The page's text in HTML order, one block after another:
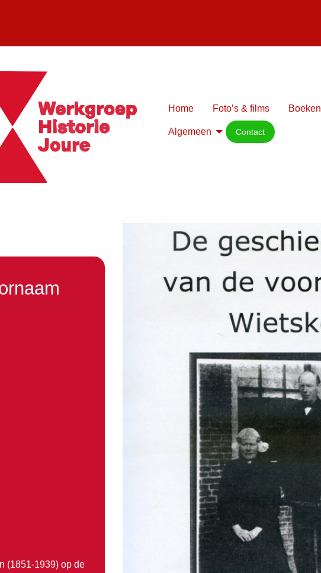
Home Foto’s & films Boeken
Algemeen Contact
(1851-1939) op de